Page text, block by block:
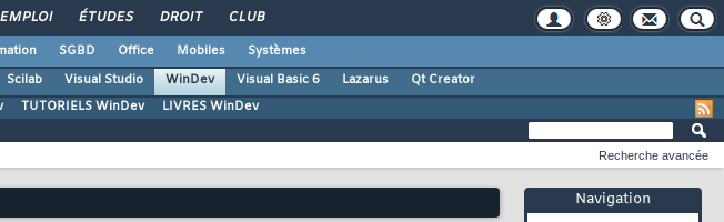
EMPLOI ÉTUDES DROIT CLUB
SGBD Office Mobiles
Systèmes
Scilab Visual Studio WinDev Visual Basic 6 Lazarus
Qt Creator
TUTORIELS WinDev LIVRES WinDev
Navigation
Recherche avancée